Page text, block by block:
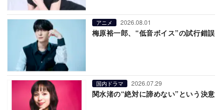
アニメ 2026.08.01
梅原裕一郎、“低音ボイス”の試行錯誤
国内ドラマ 2026.07.29
関水渚の“絶対に諦めない”という決意